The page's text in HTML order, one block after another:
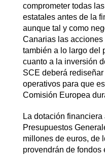
comprometer todas
estatales antes de la
aunque tal y como
Canarias las
también a lo largo del
cuanto a la inversión
SCE deberá
operativos para que
Comisión Europea
La dotación
Presupuestos
millones de euros, de
provendrán de fondos